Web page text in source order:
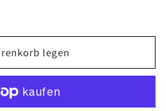
legen